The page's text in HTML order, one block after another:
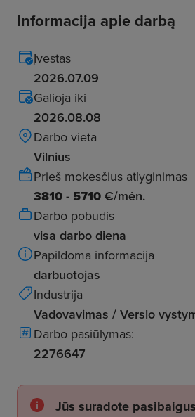
Informacija apie darbą
Įvestas
2026.07.09
Galioja iki
2026.08.08
Darbo vieta
Vilnius
Prieš mokesčius atlyginimas
3810 - 5710 €/mėn.
Darbo pobūdis
visa darbo diena
Papildoma informacija
darbuotojas
Industrija
Vadovavimas / Verslo
Darbo pasiūlymas:
2276647
Jūs suradote